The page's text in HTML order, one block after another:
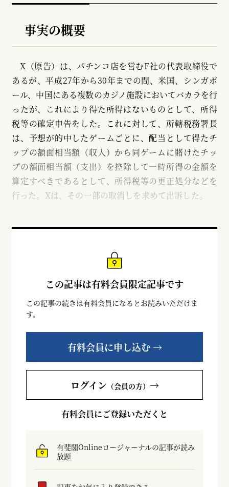
事実の概要
X（原告）は、パチンコ店を営むF社の代表取締役で
あるが、平成27年から30年までの間、米国、シンガポ
ール、中国にある複数のカジノ施設においてバカラを行
ったが、これにより得た所得はないものとして、所得
税等の確定申告をした。これに対して、所轄税務署長
は、予想が的中したゲームごとに、配当として得たチ
ップの額面相当額（収入）から同ゲームに賭けたチッ
プの額面相当額（支出）を控除して一時所得の金額を
算定すべきであるとして、所得税等の更正処分などを
行った。Xは、その一部の取消しを求めて出訴した。
この記事は有料会員限定記事です
この記事の続きは有料会員になるとお読みいただけま
す。
有料会員に申し込む →
ログイン （会員の方） →
有料会員にご登録いただくと
有斐閣Onlineロージャーナルの記事が読み
放題